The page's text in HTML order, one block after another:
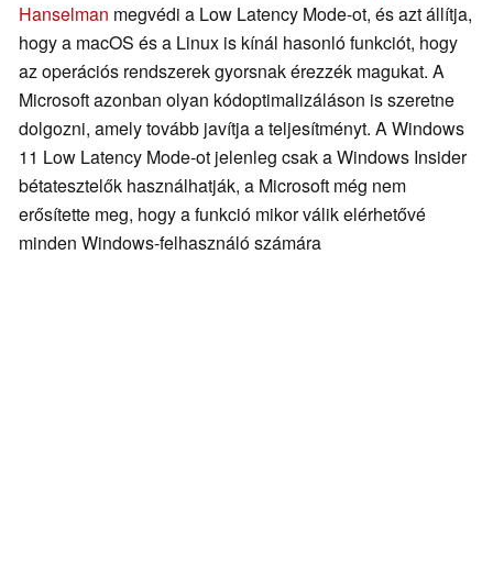
Hanselman megvédi a Low Latency Mode-ot, és azt állítja,
hogy a macOS és a Linux is kínál hasonló funkciót, hogy
az operációs rendszerek gyorsnak érezzék magukat. A
Microsoft azonban olyan kódoptimalizáláson is szeretne
dolgozni, amely tovább javítja a teljesítményt. A Windows
11 Low Latency Mode-ot jelenleg csak a Windows Insider
bétatesztelők használhatják, a Microsoft még nem
erősítette meg, hogy a funkció mikor válik elérhetővé
minden Windows-felhasználó számára